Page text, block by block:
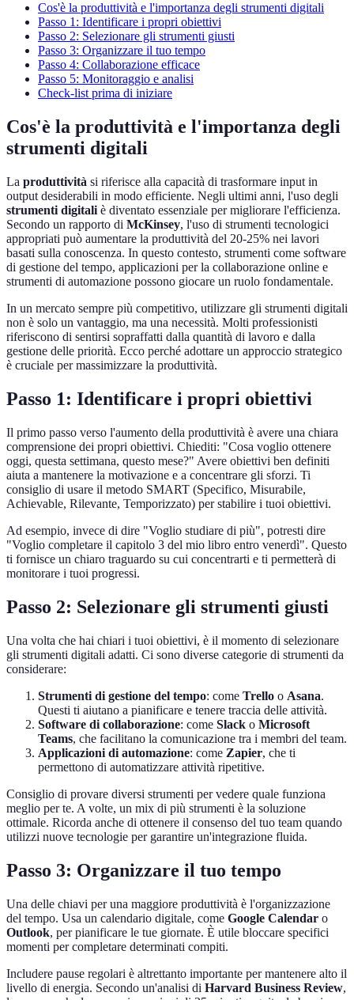
Cos'è la produttività e l'importanza degli strumenti digitali
Passo 1: Identificare i propri obiettivi
Passo 2: Selezionare gli strumenti giusti
Passo 3: Organizzare il tuo tempo
Passo 4: Collaborazione efficace
Passo 5: Monitoraggio e analisi
Check-list prima di iniziare
Cos'è la produttività e l'importanza degli
strumenti digitali
La produttività si riferisce alla capacità di trasformare input in
output desiderabili in modo efficiente. Negli ultimi anni, l'uso degli
strumenti digitali è diventato essenziale per migliorare l'efficienza.
Secondo un rapporto di McKinsey, l'uso di strumenti tecnologici
appropriati può aumentare la produttività del 20-25% nei lavori
basati sulla conoscenza. In questo contesto, strumenti come software
di gestione del tempo, applicazioni per la collaborazione online e
strumenti di automazione possono giocare un ruolo fondamentale.
In un mercato sempre più competitivo, utilizzare gli strumenti digitali
non è solo un vantaggio, ma una necessità. Molti professionisti
riferiscono di sentirsi sopraffatti dalla quantità di lavoro e dalla
gestione delle priorità. Ecco perché adottare un approccio strategico
è cruciale per massimizzare la produttività.
Passo 1: Identificare i propri obiettivi
Il primo passo verso l'aumento della produttività è avere una chiara
comprensione dei propri obiettivi. Chiediti: "Cosa voglio ottenere
oggi, questa settimana, questo mese?" Avere obiettivi ben definiti
aiuta a mantenere la motivazione e a concentrare gli sforzi. Ti
consiglio di usare il metodo SMART (Specifico, Misurabile,
Achievable, Rilevante, Temporizzato) per stabilire i tuoi obiettivi.
Ad esempio, invece di dire "Voglio studiare di più", potresti dire
"Voglio completare il capitolo 3 del mio libro entro venerdì". Questo
ti fornisce un chiaro traguardo su cui concentrarti e ti permetterà di
monitorare i tuoi progressi.
Passo 2: Selezionare gli strumenti giusti
Una volta che hai chiari i tuoi obiettivi, è il momento di selezionare
gli strumenti digitali adatti. Ci sono diverse categorie di strumenti da
considerare:
Strumenti di gestione del tempo: come Trello o Asana.
Questi ti aiutano a pianificare e tenere traccia delle attività.
Software di collaborazione: come Slack o Microsoft
Teams, che facilitano la comunicazione tra i membri del team.
Applicazioni di automazione: come Zapier, che ti
permettono di automatizzare attività ripetitive.
Consiglio di provare diversi strumenti per vedere quale funziona
meglio per te. A volte, un mix di più strumenti è la soluzione
ottimale. Ricorda anche di ottenere il consenso del tuo team quando
utilizzi nuove tecnologie per garantire un'integrazione fluida.
Passo 3: Organizzare il tuo tempo
Una delle chiavi per una maggiore produttività è l'organizzazione
del tempo. Usa un calendario digitale, come Google Calendar o
Outlook, per pianificare le tue giornate. È utile bloccare specifici
momenti per completare determinati compiti.
Includere pause regolari è altrettanto importante per mantenere alto il
livello di energia. Secondo un'analisi di Harvard Business Review,